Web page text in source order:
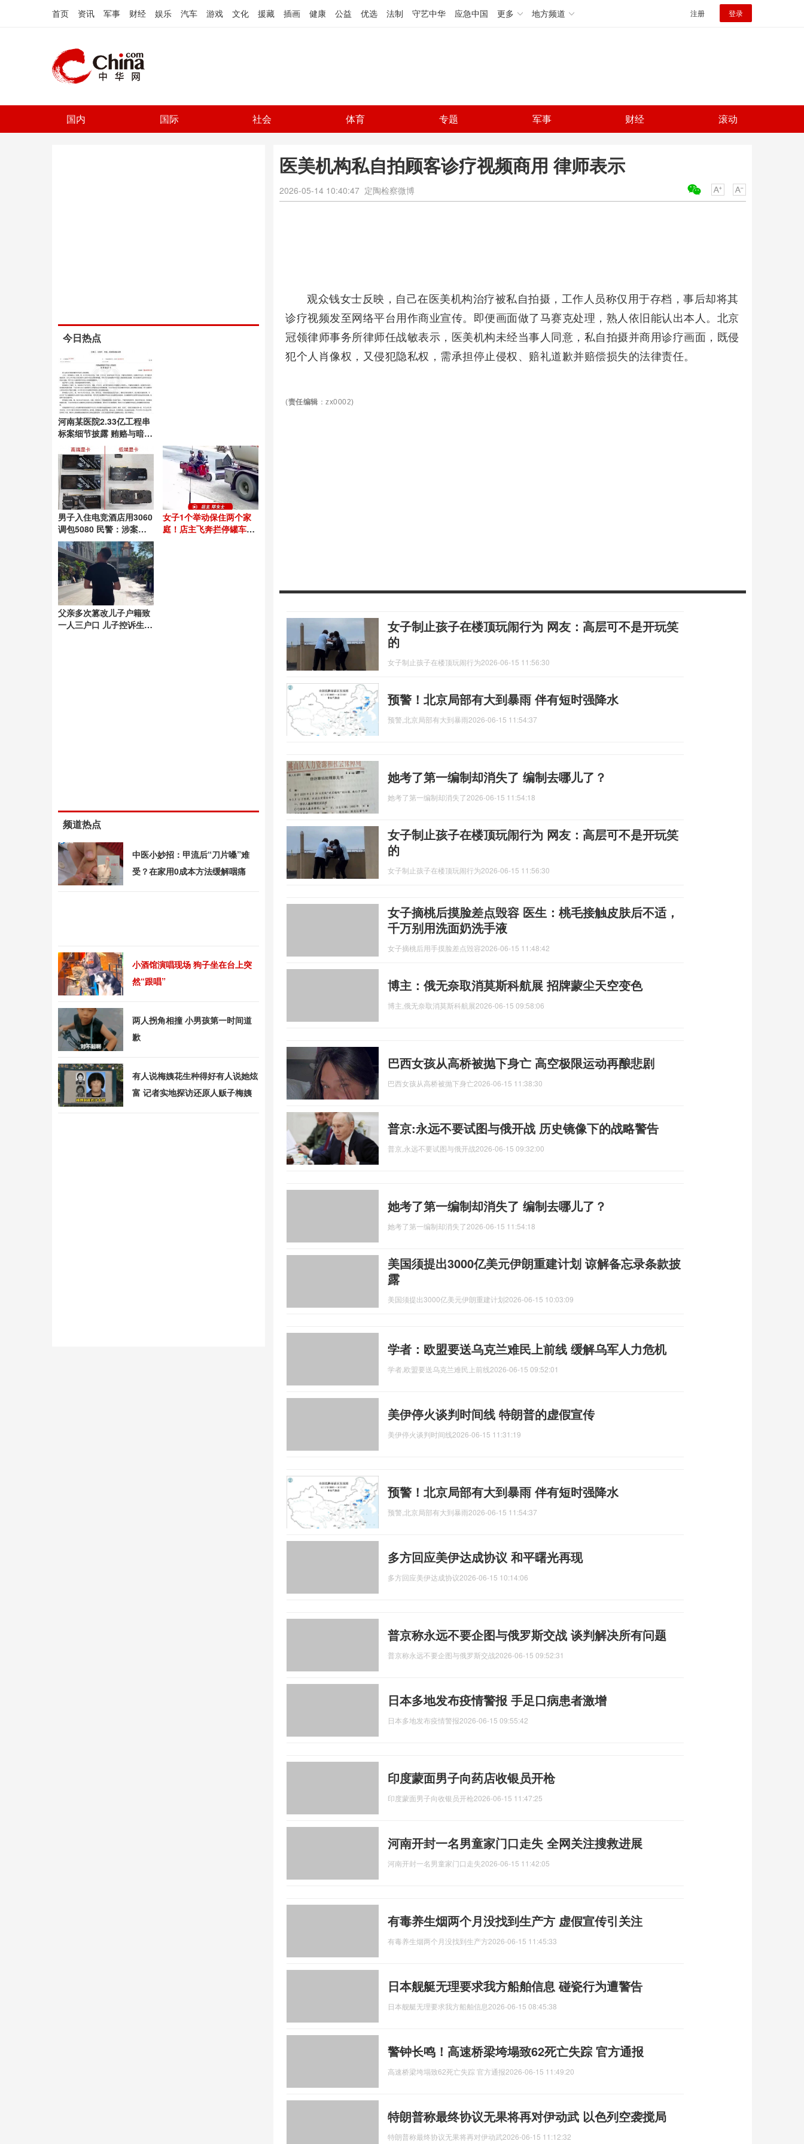
首页 资讯 军事 财经 娱乐 汽车 游戏 文化 援藏 插画 健康 公益 优选 法制 守艺中华 应急中国 更多 地方频道 注册 登录
国内 国际 社会 体育 专题 军事 财经 滚动
医美机构私自拍顾客诊疗视频商用 律师表示
2026-05-14 10:40:47 定陶检察微博
观众钱女士反映，自己在医美机构治疗被私自拍摄，工作人员称仅用于存档，事后却将其
诊疗视频发至网络平台用作商业宣传。即便画面做了马赛克处理，熟人依旧能认出本人。北京
冠领律师事务所律师任战敏表示，医美机构未经当事人同意，私自拍摄并商用诊疗画面，既侵
犯个人肖像权，又侵犯隐私权，需承担停止侵权、赔礼道歉并赔偿损失的法律责任。
(责任编辑 ：zx0002)
女子制止孩子在楼顶玩闹行为 网友：高层可不是开玩笑
的
女子制止孩子在楼顶玩闹行为2026-06-15 11:56:30
预警！北京局部有大到暴雨 伴有短时强降水
预警,北京局部有大到暴雨2026-06-15 11:54:37
她考了第一编制却消失了 编制去哪儿了？
她考了第一编制却消失了2026-06-15 11:54:18
女子制止孩子在楼顶玩闹行为 网友：高层可不是开玩笑
的
女子制止孩子在楼顶玩闹行为2026-06-15 11:56:30
女子摘桃后摸脸差点毁容 医生：桃毛接触皮肤后不适，
千万别用洗面奶洗手液
女子摘桃后用手摸脸差点毁容2026-06-15 11:48:42
博主：俄无奈取消莫斯科航展 招牌蒙尘天空变色
博主,俄无奈取消莫斯科航展2026-06-15 09:58:06
巴西女孩从高桥被抛下身亡 高空极限运动再酿悲剧
巴西女孩从高桥被抛下身亡2026-06-15 11:38:30
普京:永远不要试图与俄开战 历史镜像下的战略警告
普京,永远不要试图与俄开战2026-06-15 09:32:00
她考了第一编制却消失了 编制去哪儿了？
她考了第一编制却消失了2026-06-15 11:54:18
美国须提出3000亿美元伊朗重建计划 谅解备忘录条款披
露
美国须提出3000亿美元伊朗重建计划2026-06-15 10:03:09
学者：欧盟要送乌克兰难民上前线 缓解乌军人力危机
学者,欧盟要送乌克兰难民上前线2026-06-15 09:52:01
美伊停火谈判时间线 特朗普的虚假宣传
美伊停火谈判时间线2026-06-15 11:31:19
预警！北京局部有大到暴雨 伴有短时强降水
预警,北京局部有大到暴雨2026-06-15 11:54:37
多方回应美伊达成协议 和平曙光再现
多方回应美伊达成协议2026-06-15 10:14:06
普京称永远不要企图与俄罗斯交战 谈判解决所有问题
普京称永远不要企图与俄罗斯交战2026-06-15 09:52:31
日本多地发布疫情警报 手足口病患者激增
日本多地发布疫情警报2026-06-15 09:55:42
印度蒙面男子向药店收银员开枪
印度蒙面男子向收银员开枪2026-06-15 11:47:25
河南开封一名男童家门口走失 全网关注搜救进展
河南开封一名男童家门口走失2026-06-15 11:42:05
有毒养生烟两个月没找到生产方 虚假宣传引关注
有毒养生烟两个月没找到生产方2026-06-15 11:45:33
日本舰艇无理要求我方船舶信息 碰瓷行为遭警告
日本舰艇无理要求我方船舶信息2026-06-15 08:45:38
警钟长鸣！高速桥梁垮塌致62死亡失踪 官方通报
高速桥梁垮塌致62死亡失踪 官方通报2026-06-15 11:49:20
特朗普称最终协议无果将再对伊动武 以色列空袭搅局
特朗普称最终协议无果将再对伊动武2026-06-15 11:12:32
今日热点
河南某医院2.33亿工程串
标案细节披露 贿赂与暗箱
操作全曝光
男子入住电竞酒店用3060
调包5080 民警：涉案金
额近8万元，有的老板还
未察觉
女子1个举动保住两个家
庭！店主飞奔拦停罐车救
父亲多次篡改儿子户籍致
一人三户口 儿子控诉生父
频道热点
中医小妙招：甲流后“刀片嗓”难
受？在家用0成本方法缓解咽痛
小酒馆演唱现场 狗子坐在台上突
然“跟唱”
两人拐角相撞 小男孩第一时间道
歉
有人说梅姨花生种得好有人说她炫
富 记者实地探访还原人贩子梅姨